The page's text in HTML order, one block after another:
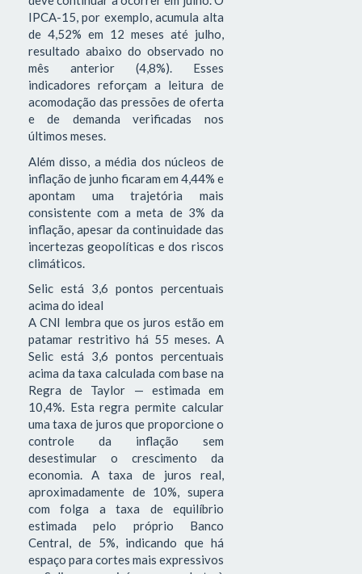
IPCA-15, por exemplo, acumula alta
de 4,52% em 12 meses até julho,
resultado abaixo do observado no
mês anterior (4,8%). Esses
indicadores reforçam a leitura de
acomodação das pressões de oferta
e de demanda verificadas nos
últimos meses.
Além disso, a média dos núcleos de
inflação de junho ficaram em 4,44% e
apontam uma trajetória mais
consistente com a meta de 3% da
inflação, apesar da continuidade das
incertezas geopolíticas e dos riscos
climáticos.
Selic está 3,6 pontos percentuais
acima do ideal
A CNI lembra que os juros estão em
patamar restritivo há 55 meses. A
Selic está 3,6 pontos percentuais
acima da taxa calculada com base na
Regra de Taylor — estimada em
10,4%. Esta regra permite calcular
uma taxa de juros que proporcione o
controle da inflação sem
desestimular o crescimento da
economia. A taxa de juros real,
aproximadamente de 10%, supera
com folga a taxa de equilíbrio
estimada pelo próprio Banco
Central, de 5%, indicando que há
espaço para cortes mais expressivos